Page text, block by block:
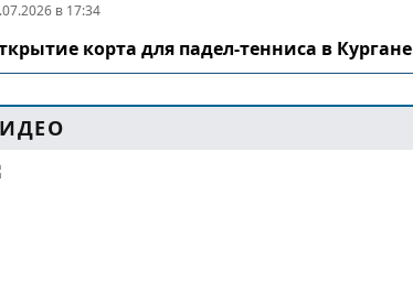
в 17:34
корта для падел-тенниса в Кургане